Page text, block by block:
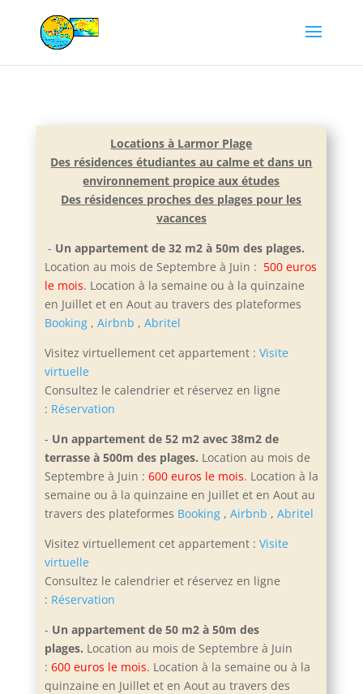
Locations à Larmor Plage
Des résidences étudiantes au calme et dans un
environnement propice aux études
Des résidences proches des plages pour les
vacances
- Un appartement de 32 m2 à 50m des plages.
Location au mois de Septembre à Juin : 500 euros
le mois. Location à la semaine ou à la quinzaine
en Juillet et en Aout au travers des plateformes
Booking, Airbnb , Abritel
Visitez virtuellement cet appartement : Visite
virtuelle
Consultez le calendrier et réservez en ligne
: Réservation
- Un appartement de 52 m2 avec 38m2 de
terrasse à 500m des plages. Location au mois de
Septembre à Juin : 600 euros le mois. Location à la
semaine ou à la quinzaine en Juillet et en Aout au
travers des plateformes Booking, Airbnb , Abritel
Visitez virtuellement cet appartement : Visite
virtuelle
Consultez le calendrier et réservez en ligne
: Réservation
- Un appartement de 50 m2 à 50m des
plages. Location au mois de Septembre à Juin
: 600 euros le mois. Location à la semaine ou à la
quinzaine en Juillet et en Aout au travers des